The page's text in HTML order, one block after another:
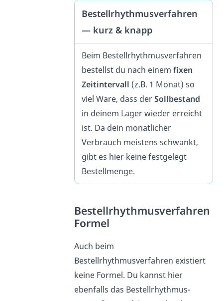
Bestellrhythmusverfahren
— kurz & knapp
Beim Bestellrhythmusverfahren
bestellst du nach einemfixen
Zeitintervall (z.B. 1 Monat) so
viel Ware, dass derSollbestand
in deinem Lager wieder erreicht
ist. Da dein monatlicher
Verbrauch meistens schwankt,
gibt es hier keine festgelegt
Bestellmenge.
Bestellrhythmusverfahren
Formel
Auch beim
Bestellrhythmusverfahren existiert
keine Formel. Du kannst hier
ebenfalls das Bestellrhythmus-